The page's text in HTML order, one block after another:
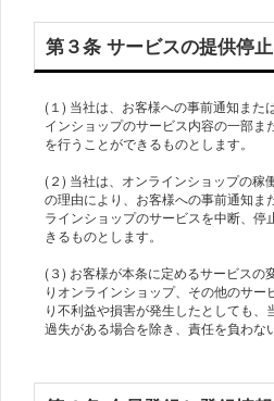
第３条 サービスの提供停
(１) 当社は、お客様への事前通知また
インショップのサービス内容の一部ま
を行うことができるものとします。
(２) 当社は、オンラインショップの稼
の理由により、お客様への事前通知ま
ラインショップのサービスを中断、
きるものとします。
(３) お客様が本条に定めるサービスの
りオンラインショップ、その他のサー
り不利益や損害が発生したとしても
過失がある場合を除き、責任を負わな